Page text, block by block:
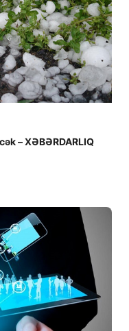
– XƏBƏRDARLIQ